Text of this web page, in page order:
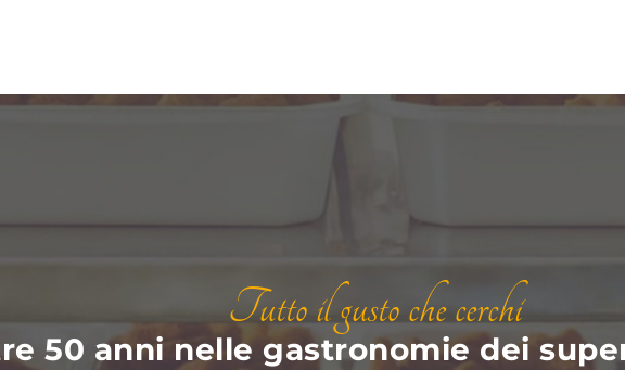
Tutto il gusto che cerchi
50 anni nelle gastronomie dei